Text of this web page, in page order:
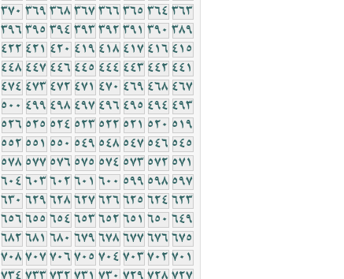
363
364
365
366
367
368
369
370
389
390
391
392
393
394
395
396
415
416
417
418
419
420
421
422
441
442
443
444
445
446
447
448
467
468
469
470
471
472
473
474
493
494
495
496
497
498
499
500
519
520
521
522
523
524
525
526
545
546
547
548
549
550
551
552
571
572
573
574
575
576
577
578
597
598
599
600
601
602
603
604
623
624
625
626
627
628
629
630
649
650
651
652
653
654
655
656
675
676
677
678
679
680
681
682
701
702
703
704
705
706
707
708